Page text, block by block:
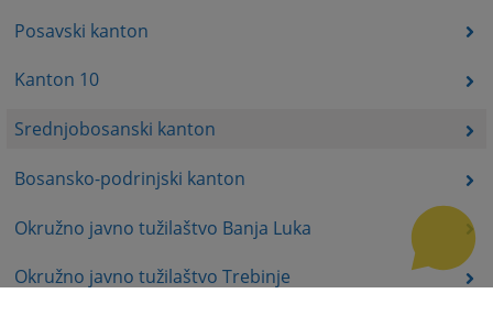
Posavski kanton
Kanton 10
Srednjobosanski kanton
Bosansko-podrinjski kanton
Okružno javno tužilaštvo Banja Luka
Okružno javno tužilaštvo Trebinje